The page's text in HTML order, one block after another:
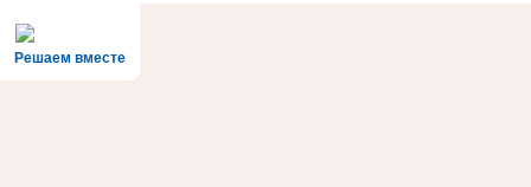
Решаем вместе